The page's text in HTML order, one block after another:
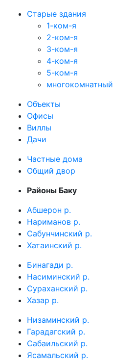
Старые здания
1-ком-я
2-ком-я
3-ком-я
4-ком-я
5-ком-я
многокомнатный
Объекты
Офисы
Виллы
Дачи
Частные дома
Общий двор
Районы Баку
Абшерон р.
Нариманов р.
Сабунчинский р.
Хатаинский р.
Бинагади р.
Насиминский р.
Сураханский р.
Хазар р.
Низаминский р.
Гарадагский р.
Сабаильский р.
Ясамальский р.